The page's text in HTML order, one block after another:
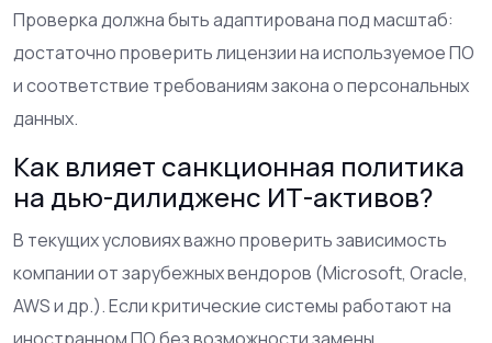
Проверка должна быть адаптирована под масштаб:
достаточно проверить лицензии на используемое ПО
и соответствие требованиям закона о персональных
данных.
Как влияет санкционная политика
на дью-дилидженс ИТ-активов?
В текущих условиях важно проверить зависимость
компании от зарубежных вендоров (Microsoft, Oracle,
AWS и др.). Если критические системы работают на
иностранном ПО без возможности замены,